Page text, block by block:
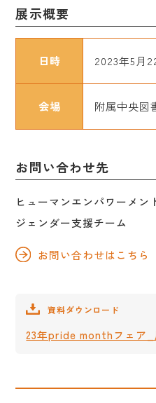
展示概要
日時 2023年5月
会場 附属中央図
お問い合わせ先
ヒューマンエンパワーメン
ジェンダー支援チーム
お問い合わせはこちら
資料ダウンロード
23年pride monthフェア_